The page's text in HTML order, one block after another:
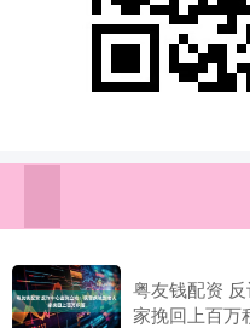
粤友钱配资
家挽回上百万